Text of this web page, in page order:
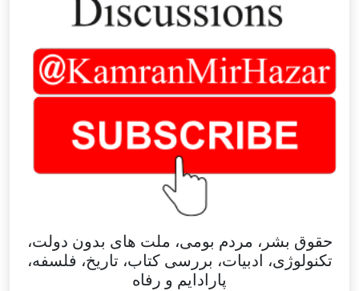
حقوق بشر، مردم بومی، ملت های بدون دولت،
تکنولوژی، ادبیات، بررسی کتاب، تاریخ، فلسفه،
پارادایم و رفاه